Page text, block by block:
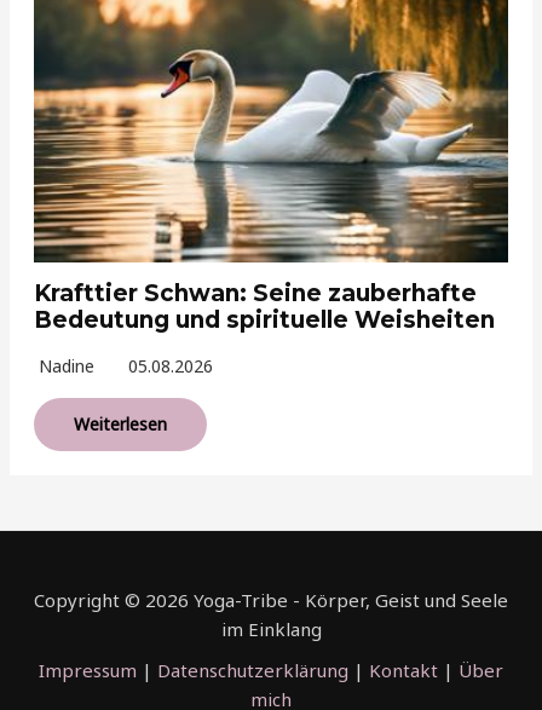
Krafttier Schwan: Seine zauberhafte
Bedeutung und spirituelle Weisheiten
Nadine 05.08.2026
Weiterlesen
Copyright © 2026 Yoga-Tribe - Körper, Geist und Seele
im Einklang
Impressum | Datenschutzerklärung | Kontakt | Über
mich